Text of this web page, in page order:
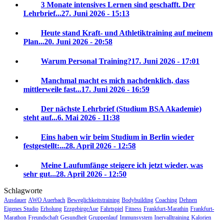
3 Monate intensives Lernen sind geschafft. Der
Lehrbrief...27. Juni 2026 - 15:13
Heute stand Kraft- und Athletiktraining auf meinem
Plan...20. Juni 2026 - 20:58
Warum Personal Training?17. Juni 2026 - 17:01
Manchmal macht es mich nachdenklich, dass
mittlerweile fast...17. Juni 2026 - 16:59
Der nächste Lehrbrief (Studium BSA Akademie)
steht auf...6. Mai 2026 - 11:38
Eins haben wir beim Studium in Berlin wieder
festgestellt:...28. April 2026 - 12:58
Meine Laufumfänge steigere ich jetzt wieder, was
sehr gut...28. April 2026 - 12:50
Schlagworte
Ausdauer AWO Auerbach Beweglichkeitstraining Bodybuilding Coaching Dehnen
Eigenes Studio Erholung ErzgebirgeAue Fahrtspiel Fitness Frankfurt-Marathin Frankfurt-
Marathon Freundschaft Gesundheit Gruppenlauf Immunsystem Inervalltraining Kalorien